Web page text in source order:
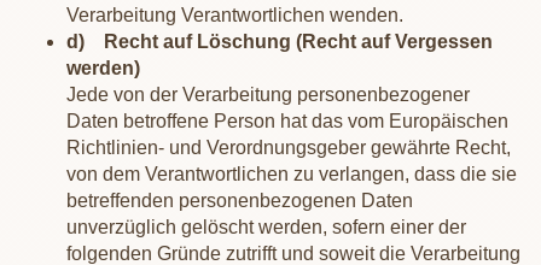
Verarbeitung Verantwortlichen wenden.
d) Recht auf Löschung (Recht auf Vergessen
werden)
Jede von der Verarbeitung personenbezogener
Daten betroffene Person hat das vom Europäischen
Richtlinien- und Verordnungsgeber gewährte Recht,
von dem Verantwortlichen zu verlangen, dass die sie
betreffenden personenbezogenen Daten
unverzüglich gelöscht werden, sofern einer der
folgenden Gründe zutrifft und soweit die Verarbeitung